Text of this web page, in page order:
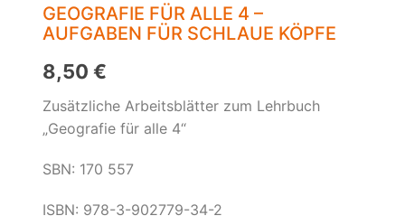
GEOGRAFIE FÜR ALLE 4 –
AUFGABEN FÜR SCHLAUE KÖPFE
8,50€
Zusätzliche Arbeitsblätter zum Lehrbuch
„Geografie für alle 4“
SBN: 170 557
ISBN: 978-3-902779-34-2